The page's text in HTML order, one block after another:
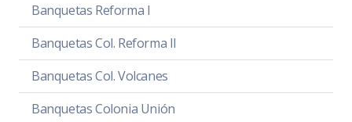
Banquetas Reforma I
Banquetas Col. Reforma II
Banquetas Col. Volcanes
Banquetas Colonia Unión